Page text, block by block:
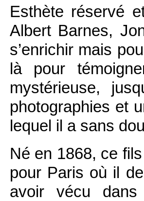
Esthète réservé
Albert Barnes,
s’enrichir mais
là pour
mystérieuse,
photographies et
lequel il a sans
Né en 1868, ce
pour Paris où il
avoir vécu dans